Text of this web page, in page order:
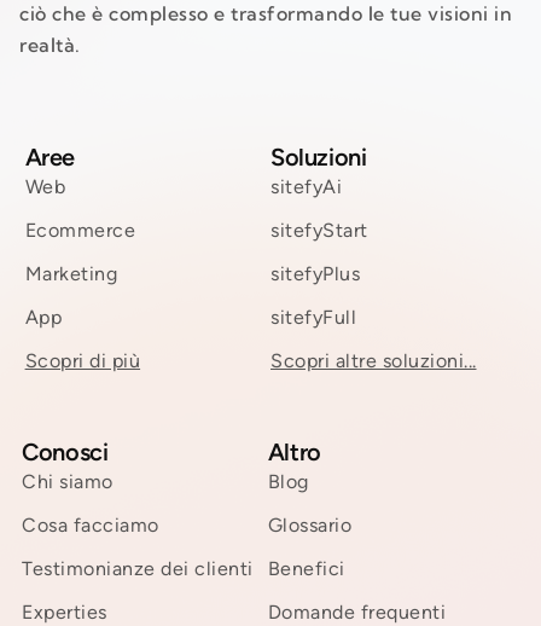
ciò che è complesso e trasformando le tue visioni in
realtà.
Aree
Web
Ecommerce
Marketing
App
Scopri di più
Soluzioni
sitefyAi
sitefyStart
sitefyPlus
sitefyFull
Scopri altre soluzioni...
Conosci
Chi siamo
Cosa facciamo
Testimonianze dei clienti
Experties
Altro
Blog
Glossario
Benefici
Domande frequenti